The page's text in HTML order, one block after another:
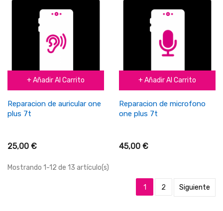
+ Añadir Al Carrito
Reparacion de auricular one
plus 7t
25,00 €
+ Añadir Al Carrito
Reparacion de microfono
one plus 7t
45,00 €
Mostrando 1-12 de 13 artículo(s)
1 2 Siguiente